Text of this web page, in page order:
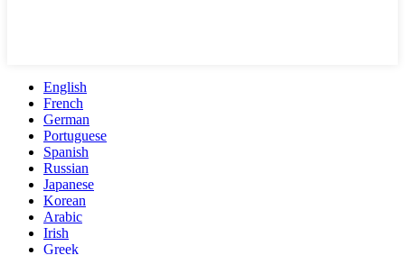
English
French
German
Portuguese
Spanish
Russian
Japanese
Korean
Arabic
Irish
Greek